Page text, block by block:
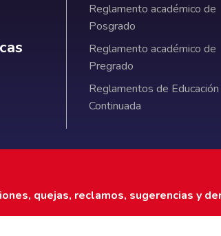
institucionales
Reglamento académico de
Posgrado
Reglamento académico de
Pregrado
Reglamentos de Educación
Continuada
quejas, reclamos, sugerencias y